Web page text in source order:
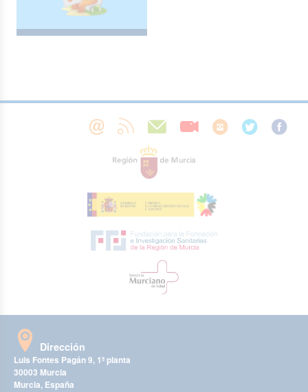
Dirección
Luis Fontes Pagán 9, 1ª planta
30003 Murcia
Murcia, España